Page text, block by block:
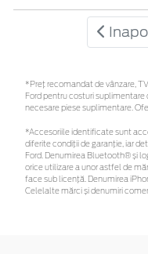
*Preţ recomandat de vânzare,
Ford pentru costuri suplimentare
necesare piese suplimentare.
*Accesoriile identificate sunt
diferite condiții de garanție, iar
Ford. Denumirea Bluetooth® și
orice utilizare a unor astfel de
face sub licență. Denumirea
Celelalte mărci și denumiri